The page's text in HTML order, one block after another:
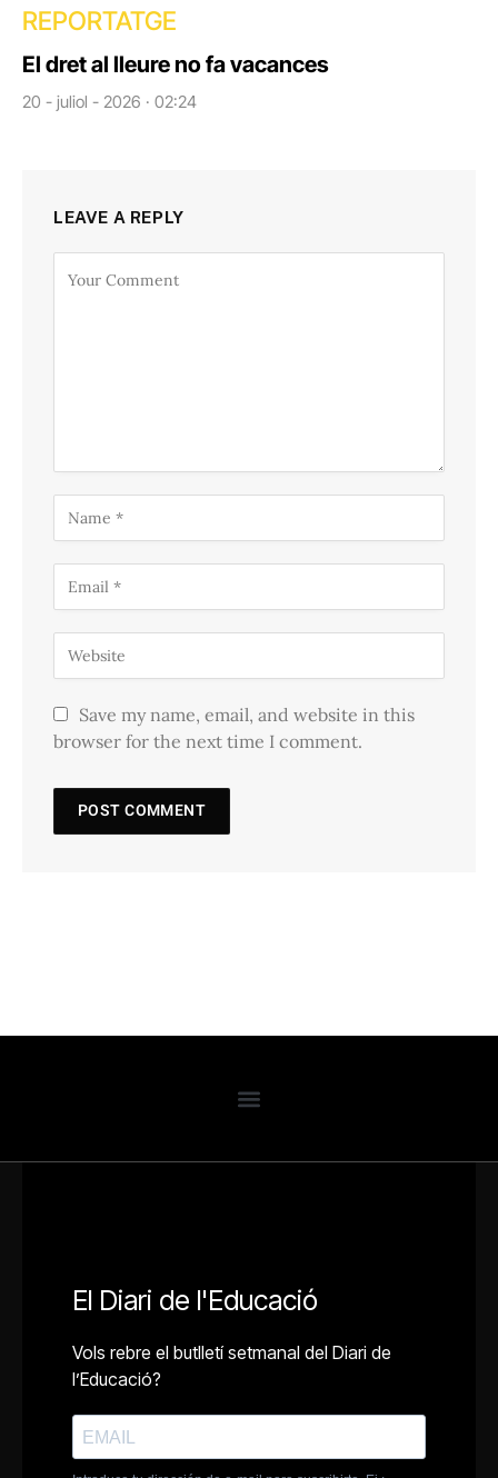
REPORTATGE
El dret al lleure no fa vacances
20 - juliol - 2026 · 02:24
LEAVE A REPLY
Save my name, email, and website in this
browser for the next time I comment.